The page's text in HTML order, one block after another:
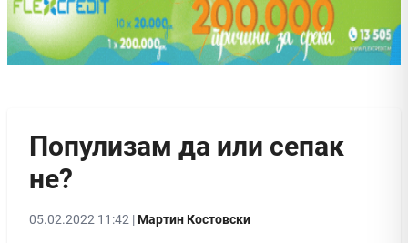
Популизам да или сепак
не?
05.02.2022 11:42 |Мартин Костовски